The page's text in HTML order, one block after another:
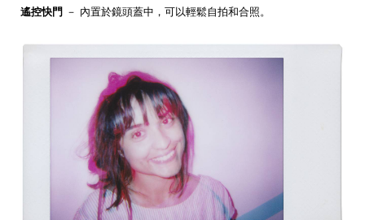
遙控快門 － 內置於鏡頭蓋中，可以輕鬆自拍和合照。